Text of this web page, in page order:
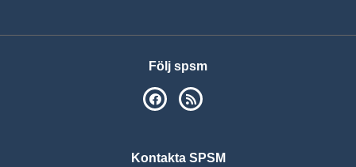
Följ spsm
SPSM på Facebook
Kontakta SPSM